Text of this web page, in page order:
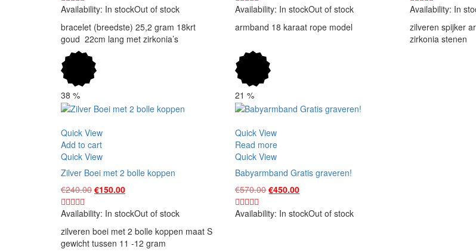
was:
is:
Availability: In stockOut of stock
bracelet (breedste) 25,2 gram 18krt
goud 22cm lang met zirkonia’s
was:
is:
Availability: In stockOut of stock
armband 18 karaat rope model
was:
Availability: In
zilveren spijker
zirkonia stenen
38 %
Quick View
Add to cart
Quick View
Zilver Boei met 2 bolle koppen
€240.00 Original
was:
€150.00Current
is:
Availability: In stockOut of stock
zilveren boei met 2 bolle koppen maat S
gewicht tussen 11 -12 gram
21%
Quick View
Read more
Quick View
Babyarmband Gratis graveren!
€570.00Original
was:
€450.00Current
is:
Availability: In stockOut of stock